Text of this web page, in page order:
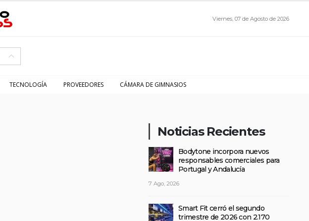
Viernes, 07 de Agosto de 2026
TECNOLOGÍA PROVEEDORES CÁMARA DE GIMNASIOS
Noticias Recientes
Bodytone incorpora nuevos
responsables comerciales para
Portugal y Andalucía
7 Ago, 2026
Smart Fit cerró el segundo
trimestre de 2026 con 2.170